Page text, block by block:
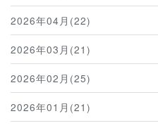
2026年04月(22)
2026年03月(21)
2026年02月(25)
2026年01月(21)